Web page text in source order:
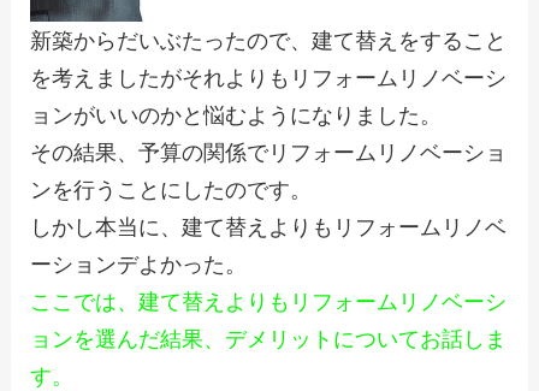
新築からだいぶたったので、建て替えをすること
を考えましたがそれよりもリフォームリノベーシ
ョンがいいのかと悩むようになりました。
その結果、予算の関係でリフォームリノベーショ
ンを行うことにしたのです。
しかし本当に、建て替えよりもリフォームリノベ
ーションデよかった。
ここでは、建て替えよりもリフォームリノベーシ
ョンを選んだ結果、デメリットについてお話しま
す。